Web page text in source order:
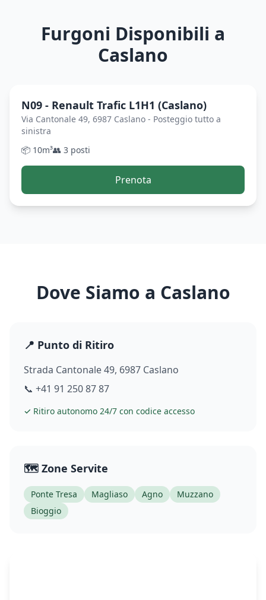
Furgoni Disponibili a
Caslano
N09 - Renault Trafic L1H1 (Caslano)
Via Cantonale 49, 6987 Caslano - Posteggio tutto a
sinistra
📦 10m³👥 3 posti
Prenota
Dove Siamo a Caslano
📍 Punto di Ritiro
Strada Cantonale 49, 6987 Caslano
📞 +41 91 250 87 87
✓ Ritiro autonomo 24/7 con codice accesso
🗺️ Zone Servite
Ponte Tresa Magliaso Agno
Muzzano
Bioggio